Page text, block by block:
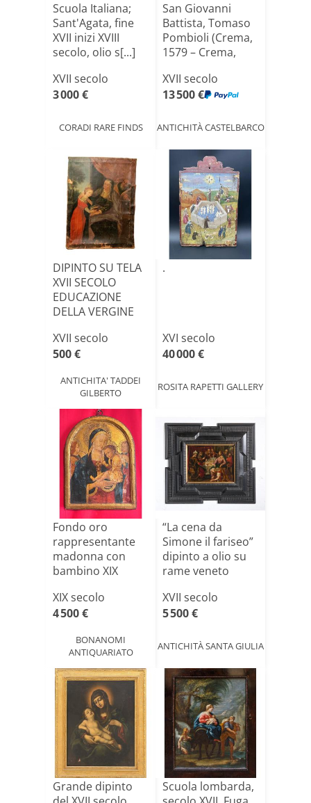
Scuola Italiana;
Sant'Agata, fine
XVII inizi XVIII
secolo, olio s[...]
XVII secolo
3 000 €
CORADI RARE FINDS
San Giovanni
Battista, Tomaso
Pombioli (Crema,
1579 – Crema,
XVII secolo
13 500 €
ANTICHITÀ CASTELBARCO
DIPINTO SU TELA
XVII SECOLO
EDUCAZIONE
DELLA VERGINE
XVII secolo
500 €
ANTICHITA' TADDEI
GILBERTO
.
XVI secolo
40 000 €
ROSITA RAPETTI GALLERY
Fondo oro
rappresentante
madonna con
bambino XIX
XIX secolo
4 500 €
BONANOMI
ANTIQUARIATO
“La cena da
Simone il fariseo”
dipinto a olio su
rame veneto
XVII secolo
5 500 €
ANTICHITÀ SANTA GIULIA
Grande dipinto
Scuola lombarda,